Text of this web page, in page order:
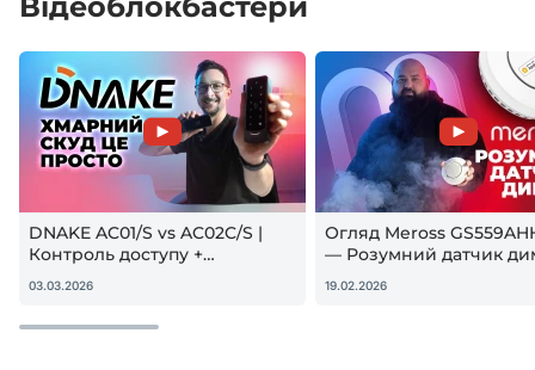
DNAKE AC01/S vs AC02C/S |
Контроль доступу +
гостьовий QR — реальна
настройка
03.03.2026
Огляд Meross
— Розумний датчик
Apple HomeKit! Чи
купувати?
19.02.2026